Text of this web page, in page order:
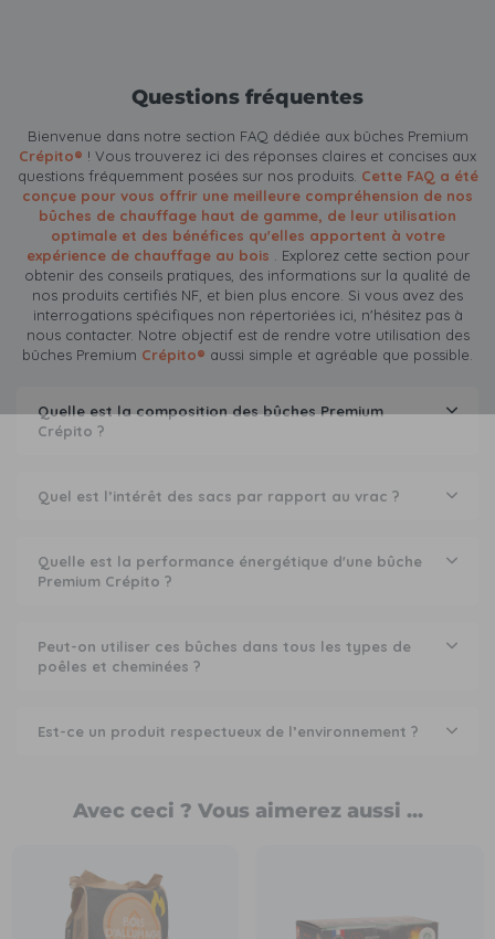
Questions fréquentes
Bienvenue dans notre section FAQ dédiée aux bûches Premium
Crépito® ! Vous trouverez ici des réponses claires et concises aux
questions fréquemment posées sur nos produits. Cette FAQ a été
conçue pour vous offrir une meilleure compréhension de nos
bûches de chauffage haut de gamme, de leur utilisation
optimale et des bénéfices qu'elles apportent à votre
expérience de chauffage au bois . Explorez cette section pour
obtenir des conseils pratiques, des informations sur la qualité de
nos produits certifiés NF, et bien plus encore. Si vous avez des
interrogations spécifiques non répertoriées ici, n'hésitez pas à
nous contacter. Notre objectif est de rendre votre utilisation des
bûches Premium Crépito® aussi simple et agréable que possible.
Quelle est la composition des bûches Premium
Crépito ?
Quel est l’intérêt des sacs par rapport au vrac ?
Quelle est la performance énergétique d'une bûche
Premium Crépito ?
Peut-on utiliser ces bûches dans tous les types de
poêles et cheminées ?
Est-ce un produit respectueux de l’environnement ?
Avec ceci ? Vous aimerez aussi ...